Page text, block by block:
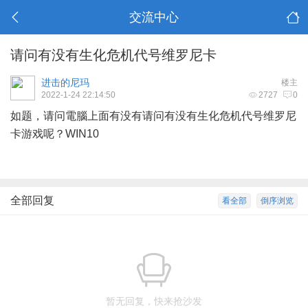
交流中心
请问有没有生化危机代号维罗尼卡
楼主
进击的尼玛
2727 0
2022-1-24 22:14:50
如题，请问電腦上面有没有请问有没有生化危机代号维罗尼
卡游戏呢？WIN10
倒序浏览
看全部
全部回复
暂无回复，快来抢沙发